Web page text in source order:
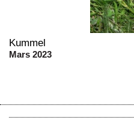
Kummel
Mars 2023